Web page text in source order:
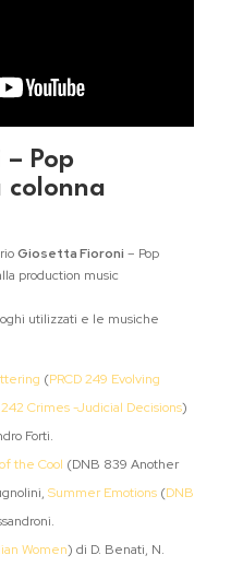
Pop
colonna
Giosetta Fioroni – Pop
production music
utilizzati e le musiche
(PRCD 249 Evolving
242 Crimes -Judicial Decisions)
Forti.
the Cool (DNB 839 Another
Summer Emotions(DNB
Women) di D. Benati, N.